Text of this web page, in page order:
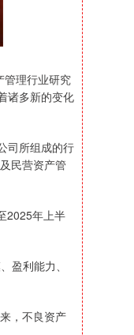
理行业研究
诸多新的变化
司所组成的行
民营资产管
2025年上半
利能力、
，不良资产